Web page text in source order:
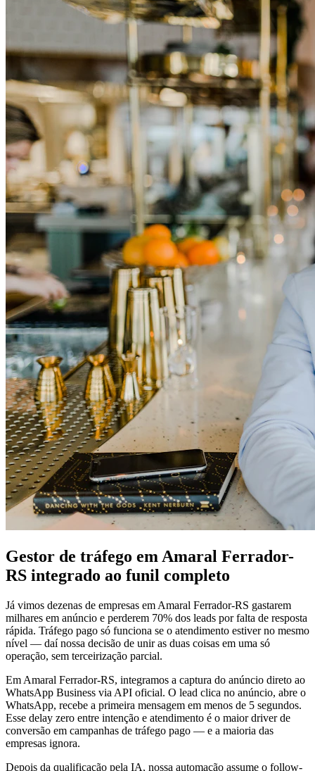
Gestor de tráfego em Amaral Ferrador-
RS integrado ao funil completo
Já vimos dezenas de empresas em Amaral Ferrador-RS gastarem
milhares em anúncio e perderem 70% dos leads por falta de resposta
rápida. Tráfego pago só funciona se o atendimento estiver no mesmo
nível — daí nossa decisão de unir as duas coisas em uma só
operação, sem terceirização parcial.
Em Amaral Ferrador-RS, integramos a captura do anúncio direto ao
WhatsApp Business via API oficial. O lead clica no anúncio, abre o
WhatsApp, recebe a primeira mensagem em menos de 5 segundos.
Esse delay zero entre intenção e atendimento é o maior driver de
conversão em campanhas de tráfego pago — e a maioria das
empresas ignora.
Depois da qualificação pela IA, nossa automação assume o follow-